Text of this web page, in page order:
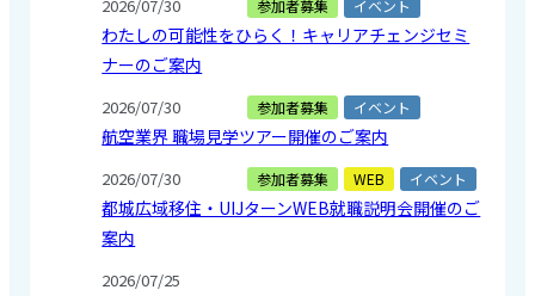
2026/07/30 参加者募集 イベント
わたしの可能性をひらく！キャリアチェンジセミ
ナーのご案内
2026/07/30 参加者募集 イベント
航空業界 職場見学ツアー開催のご案内
2026/07/30 参加者募集 WEB イベント
都城広域移住・UIJターンWEB就職説明会開催のご
案内
2026/07/25